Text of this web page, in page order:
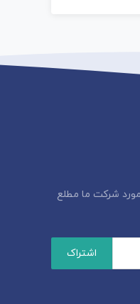
شرکت ما مطلع